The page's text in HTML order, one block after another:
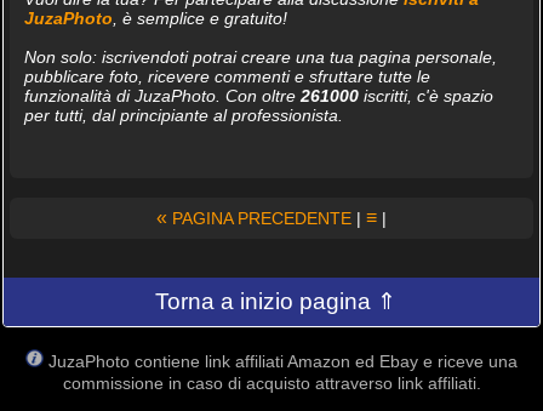
JuzaPhoto , è semplice e gratuito!
Non solo: iscrivendoti potrai creare una tua pagina personale,
pubblicare foto, ricevere commenti e sfruttare tutte le
funzionalità di JuzaPhoto. Con oltre 261000iscritti, c'è spazio
per tutti, dal principiante al professionista.
« PAGINA PRECEDENTE | ≡ |
Torna a inizio pagina ⇑
JuzaPhoto contiene link affiliati Amazon ed Ebay e riceve una
commissione in caso di acquisto attraverso link affiliati.